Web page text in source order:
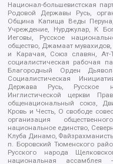
Национал-большевистская
Родовой Державы Русь,
Община Капища Веды
Учреждение, Нурджулар, К
Иеговы, Русское
общество, Джамаат
и Карачая, Союз славян, Ат-
социалистическая рабочая
Благородный Орден
Социалистическая
Держава Русь, Русское
Инглистической церкви
общенациональный союз,
Кровь и Честь, О свободе
организация
национальное единство,
Клуба Динамо,
п. Боровский Тюменского
Русского народа
национальная ассамблея